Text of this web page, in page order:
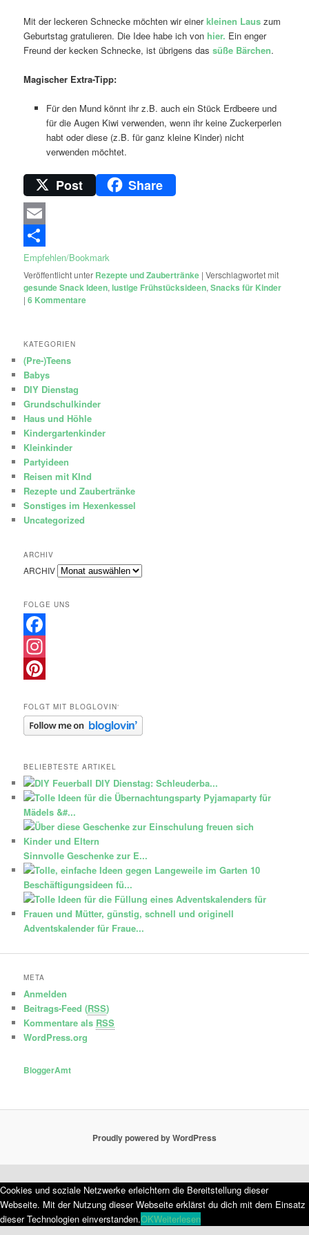
Mit der leckeren Schnecke möchten wir einerkleinen Laus zum
Geburtstag gratulieren. Die Idee habe ich von hier. Ein enger
Freund der kecken Schnecke, ist übrigens dassüße Bärchen.
Magischer Extra-Tipp:
Für den Mund könnt ihr z.B. auch ein Stück Erdbeere und
für die Augen Kiwi verwenden, wenn ihr keine Zuckerperlen
habt oder diese (z.B. für ganz kleine Kinder) nicht
verwenden möchtet.
Post Share
Email
Empfehlen/Bookmark
Veröffentlicht unter Rezepte und Zaubertränke |Verschlagwortet mit
gesunde Snack Ideen,lustige Frühstücksideen,Snacks für Kinder
|6 Kommentare
KATEGORIEN
(Pre-)Teens
Babys
DIY Dienstag
Grundschulkinder
Haus und Höhle
Kindergartenkinder
Kleinkinder
Partyideen
Reisen mit KInd
Rezepte und Zaubertränke
Sonstiges im Hexenkessel
Uncategorized
ARCHIV
ARCHIV
FOLGE UNS
Facebook
Instagram
FOLGT MIT BLOGLOVIN‘
BELIEBTESTE ARTIKEL
DIY Dienstag: Schleuderba...
Pyjamaparty für
Mädels &#...
Sinnvolle Geschenke zur E...
10
Beschäftigungsideen fü...
Adventskalender für Fraue...
META
Anmelden
Beitrags-Feed (RSS)
Kommentare als RSS
WordPress.org
BloggerAmt
Proudly powered by WordPress
Cookies und soziale Netzwerke erleichtern die Bereitstellung dieser
Webseite. Mit der Nutzung dieser Webseite erklärst du dich mit dem Einsatz
dieser Technologien einverstanden.OKWeiterlesen